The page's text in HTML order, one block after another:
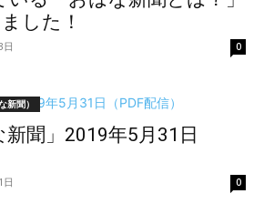
した！
日 0
新聞）
聞」2019年5月31日
日 0